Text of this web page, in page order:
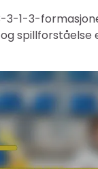
1-3-
spillforståelse